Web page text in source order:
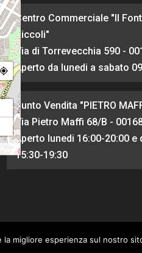
Centro Commerciale "Il
Piccoli"
Via di Torrevecchia 590 -
Aperto da lunedi a sabato
Punto Vendita "PIETRO
Via Pietro Maffi 68/B -
Aperto lunedi 16:00-20:00
15:30-19:30
I Marinai del Web|Privacy
migliore esperienza sul nostro